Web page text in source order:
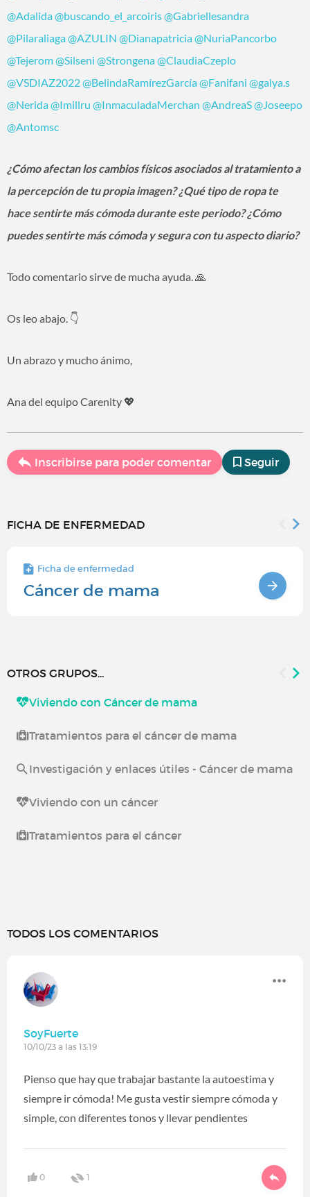
@Adalida@buscando_el_arcoiris@Gabriellesandra
@Pilaraliaga@AZULIN @Dianapatricia@NuriaPancorbo
@Tejerom@Silseni @Strongena@ClaudiaCzeplo
@VSDIAZ2022@BelindaRamírezGarcía@Fanifani @galya.s
@Nerida@Imillru @InmaculadaMerchan @AndreaS@Joseepo
@Antomsc
¿Cómo afectan los cambios físicos asociados al tratamiento a
la percepción de tu propia imagen? ¿Qué tipo de ropa te
hace sentirte más cómoda durante este periodo? ¿Cómo
puedes sentirte más cómoda y segura con tu aspecto diario?
Todo comentario sirve de mucha ayuda. 🙏
Os leo abajo. 👇
Un abrazo y mucho ánimo,
Ana del equipo Carenity 💖
Inscribirse para poder comentar Seguir
FICHA DE ENFERMEDAD
Ficha de enfermedad
Cáncer de mama
OTROS GRUPOS...
Viviendo con Cáncer de mama
Tratamientos para el cáncer de mama
Investigación y enlaces útiles - Cáncer de mama
Viviendo con un cáncer
Tratamientos para el cáncer
TODOS LOS COMENTARIOS
SoyFuerte
10/10/23 a las 13:19
Pienso que hay que trabajar bastante la autoestima y
siempre ir cómoda! Me gusta vestir siempre cómoda y
simple, con diferentes tonos y llevar pendientes
0 1